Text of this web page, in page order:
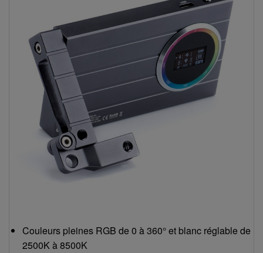
Couleurs pleines RGB de 0 à 360° et blanc réglable de
2500K à 8500K